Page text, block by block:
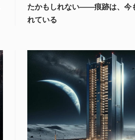
たかもしれない――痕跡は、今
れている